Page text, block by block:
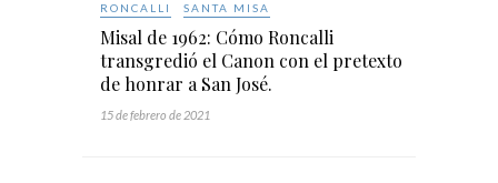
RONCALLI SANTA MISA
Misal de 1962: Cómo Roncalli
transgredió el Canon con el pretexto
de honrar a San José.
15 de febrero de 2021